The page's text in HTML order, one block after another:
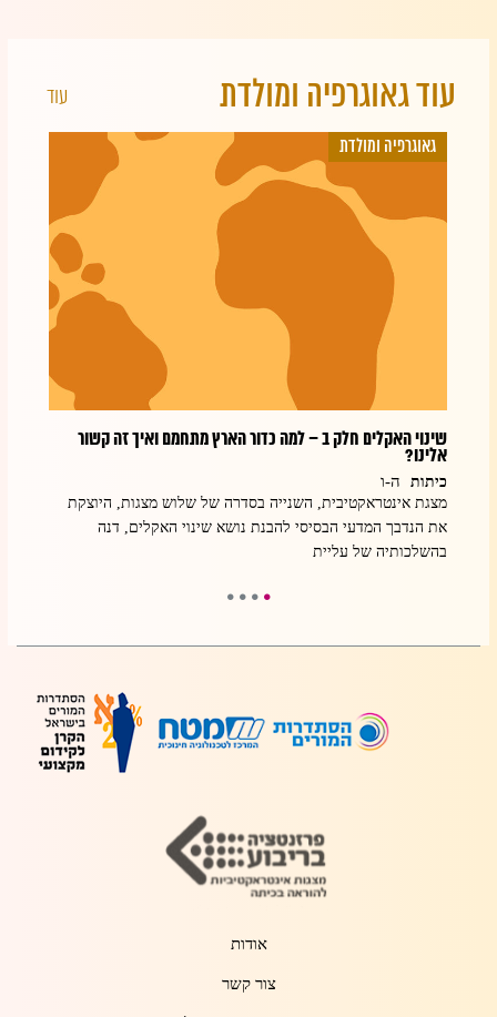
עוד גאוגרפיה ומולדת
גאוגרפיה ומולדת
שינוי האקלים חלק ב – למה כדור הארץ מתחמם ואיך זה קשור
אלינו?
כיתות ה-ו
מצגת אינטראקטיבית, השנייה בסדרה של שלוש מצגות, היוצקת
את הנדבך המדעי הבסיסי להבנת נושא שינוי האקלים, דנה
בהשלכותיה של עליית
עוד
אודות
צור קשר